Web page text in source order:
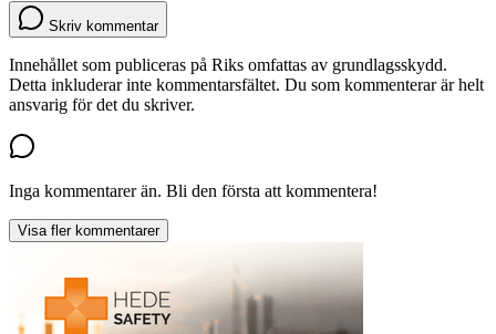
Skriv kommentar
Innehållet som publiceras på Riks omfattas av grundlagsskydd.
Detta inkluderar inte kommentarsfältet. Du som kommenterar är helt
ansvarig för det du skriver.
Inga kommentarer än. Bli den första att kommentera!
Visa fler kommentarer